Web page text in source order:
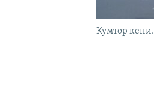
Кумтөр кени.